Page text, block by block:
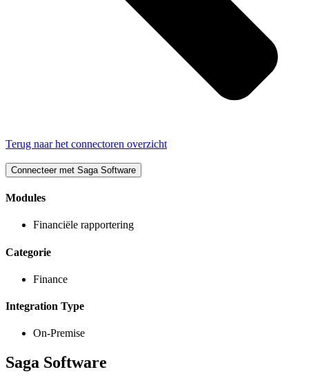
Terug naar het connectoren overzicht
Connecteer met Saga Software
Modules
Financiële rapportering
Categorie
Finance
Integration Type
On-Premise
Saga Software